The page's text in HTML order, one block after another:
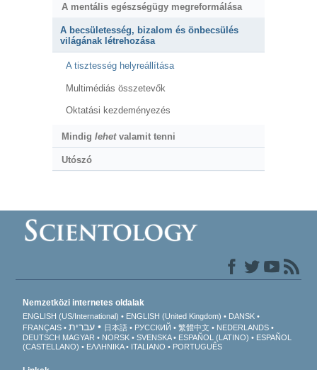
A mentális egészségügy megreformálása
A becsületesség, bizalom és önbecsülés
világának létrehozása
A tisztesség helyreállítása
Multimédiás összetevők
Oktatási kezdeményezés
Mindig lehetvalamit tenni
Utószó
Nemzetközi internetes oldalak
ENGLISH (US/International) ENGLISH (United Kingdom)
DANSK
FRANÇAIS
עברית 日本語 РУССКИЙ 繁體中文
NEDERLANDS
DEUTSCH MAGYAR NORSK SVENSKA ESPAÑOL (LATINO)
ESPAÑOL
(CASTELLANO)
ΕΛΛΗΝΙΚA ITALIANO PORTUGUÊS